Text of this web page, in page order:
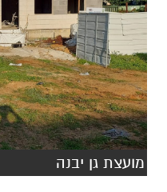
מועצת גן יבנה